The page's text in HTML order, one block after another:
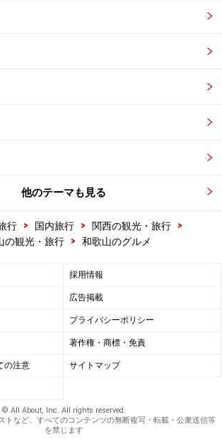
他のテーマも見る
行 > 国内旅行 > 関西の観光・旅行
>
の観光・旅行
> 和歌山のグルメ
採用情報
広告掲載
プライバシーポリシー
著作権・商標・免責
の注意 サイトマップ
© All About, Inc. All rights reserved.
トなど、すべてのコンテンツの無断複写・転載・公衆送信等
を禁じます